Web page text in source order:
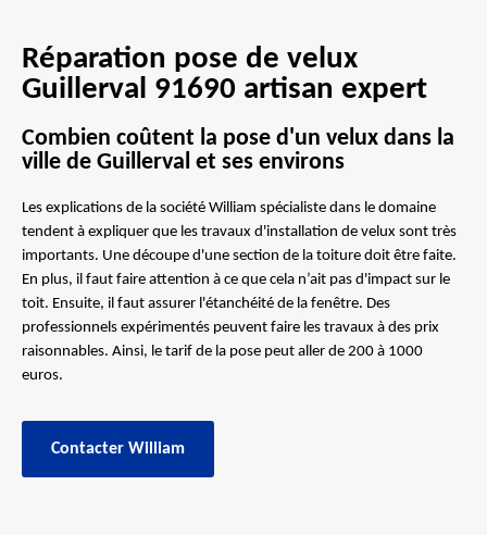
Réparation pose de velux
Guillerval 91690 artisan expert
Combien coûtent la pose d'un velux dans la
ville de Guillerval et ses environs
Les explications de la société William spécialiste dans le domaine
tendent à expliquer que les travaux d'installation de velux sont très
importants. Une découpe d'une section de la toiture doit être faite.
En plus, il faut faire attention à ce que cela n’ait pas d'impact sur le
toit. Ensuite, il faut assurer l'étanchéité de la fenêtre. Des
professionnels expérimentés peuvent faire les travaux à des prix
raisonnables. Ainsi, le tarif de la pose peut aller de 200 à 1000
euros.
Contacter William